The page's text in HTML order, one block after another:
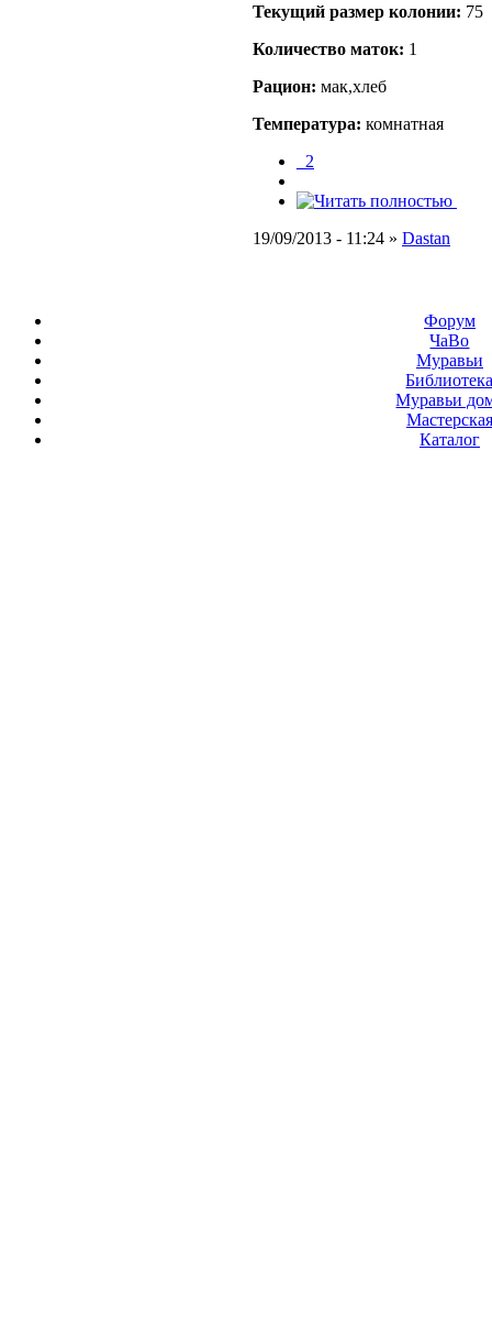
Текущий размер кoлонии: 75
Количество маток: 1
Рацион: мак,хлеб
Температура: комнатная
_2
19/09/2013 - 11:24 » Dastan
Форум
ЧаВо
Муравьи
Муравьи
Мастерская
Каталог